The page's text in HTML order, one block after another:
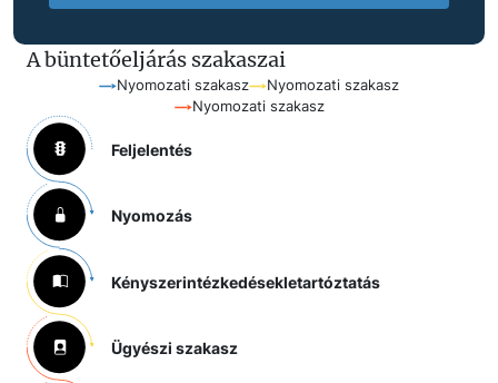
A büntetőeljárás szakaszai
Nyomozati szakasz
Nyomozati szakasz
Nyomozati szakasz
Feljelentés
Nyomozás
Kényszerintézkedésekletartóztatás
Ügyészi szakasz